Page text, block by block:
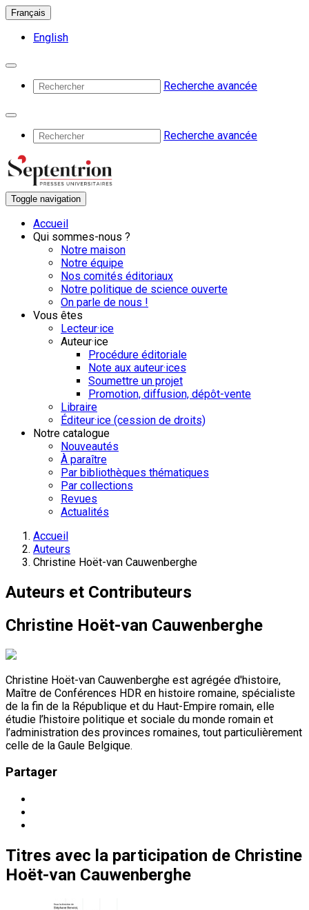
Français
English
Recherche avancée
Recherche avancée
Toggle navigation
Accueil
Qui sommes-nous ?
Notre maison
Notre équipe
Nos comités éditoriaux
Notre politique de science ouverte
On parle de nous !
Vous êtes
Lecteur·ice
Auteur·ice
Procédure éditoriale
Note aux auteur·ices
Soumettre un projet
Promotion, diffusion, dépôt-vente
Libraire
Éditeur·ice (cession de droits)
Notre catalogue
Nouveautés
À paraître
Par bibliothèques thématiques
Par collections
Revues
Actualités
Accueil
Auteurs
Christine Hoët-van Cauwenberghe
Auteurs et Contributeurs
Christine Hoët-van Cauwenberghe
Christine Hoët-van Cauwenberghe est agrégée d'histoire,
Maître de Conférences HDR en histoire romaine, spécialiste
de la fin de la République et du Haut-Empire romain, elle
étudie l’histoire politique et sociale du monde romain et
l’administration des provinces romaines, tout particulièrement
celle de la Gaule Belgique.
Partager
Titres avec la participation de Christine
Hoët-van Cauwenberghe